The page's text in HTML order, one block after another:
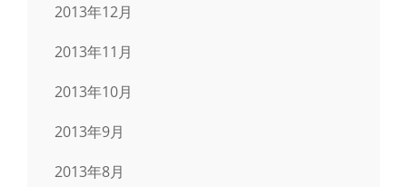
2013年12月
2013年11月
2013年10月
2013年9月
2013年8月